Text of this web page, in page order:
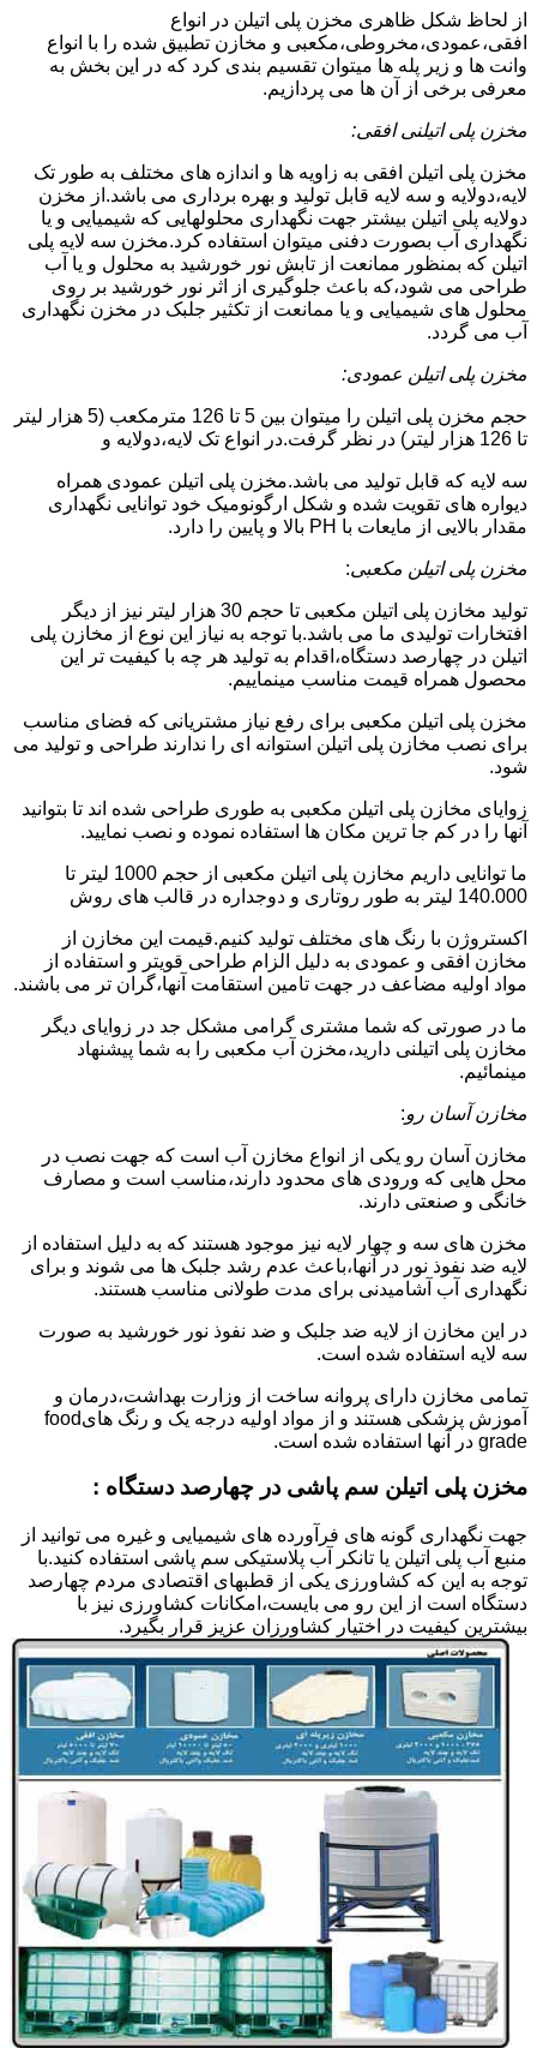
از لحاظ شکل ظاهری مخزن پلی اتیلن در انواع
افقی،عمودی،مخروطی،مکعبی و مخازن تطبیق شده را با انواع
وانت ها و زیر پله ها میتوان تقسیم بندی کرد که در این بخش به
معرفی برخی از آن ها می پردازیم.
مخزن پلی اتیلنی افقی:
مخزن پلی اتیلن افقی به زاویه ها و اندازه های مختلف به طور تک
لایه،دولایه و سه لایه قابل تولید و بهره برداری می باشد.از مخزن
دولایه پلی اتیلن بیشتر جهت نگهداری محلولهایی که شیمیایی و یا
نگهداری آب بصورت دفنی میتوان استفاده کرد.مخزن سه لایه پلی
اتیلن که بمنظور ممانعت از تابش نور خورشید به محلول و یا آب
طراحی می شود،که باعث جلوگیری از اثر نور خورشید بر روی
محلول های شیمیایی و یا ممانعت از تکثیر جلبک در مخزن نگهداری
آب می گردد.
مخزن پلی اتیلن عمودی:
حجم مخزن پلی اتیلن را میتوان بین 5 تا 126 مترمکعب (5 هزار لیتر
تا 126 هزار لیتر) در نظر گرفت.در انواع تک لایه،دولایه و
سه لایه که قابل تولید می باشد.مخزن پلی اتیلن عمودی همراه
دیواره های تقویت شده و شکل ارگونومیک خود توانایی نگهداری
مقدار بالایی از مایعات با PH بالا و پایین را دارد.
مخزن پلی اتیلن مکعبی:
تولید مخازن پلی اتیلن مکعبی تا حجم 30 هزار لیتر نیز از دیگر
افتخارات تولیدی ما می باشد.با توجه به نیاز این نوع از مخازن پلی
اتیلن در چهارصد دستگاه،اقدام به تولید هر چه با کیفیت تر این
محصول همراه قیمت مناسب مینماییم.
مخزن پلی اتیلن مکعبی برای رفع نیاز مشتریانی که فضای مناسب
برای نصب مخازن پلی اتیلن استوانه ای را ندارند طراحی و تولید می
شود.
زوایای مخازن پلی اتیلن مکعبی به طوری طراحی شده اند تا بتوانید
آنها را در کم جا ترین مکان ها استفاده نموده و نصب نمایید.
ما توانایی داریم مخازن پلی اتیلن مکعبی از حجم 1000 لیتر تا
140.000 لیتر به طور روتاری و دوجداره در قالب های روش
اکستروژن با رنگ های مختلف تولید کنیم.قیمت این مخازن از
مخازن افقی و عمودی به دلیل الزام طراحی قویتر و استفاده از
مواد اولیه مضاعف در جهت تامین استقامت آنها،گران تر می باشند.
ما در صورتی که شما مشتری گرامی مشکل جد در زوایای دیگر
مخازن پلی اتیلنی دارید،مخزن آب مکعبی را به شما پیشنهاد
مینمائیم.
مخازن آسان رو:
مخازن آسان رو یکی از انواع مخازن آب است که جهت نصب در
محل هایی که ورودی های محدود دارند،مناسب است و مصارف
خانگی و صنعتی دارند.
مخزن های سه و چهار لایه نیز موجود هستند که به دلیل استفاده از
لایه ضد نفوذ نور در آنها،باعث عدم رشد جلبک ها می شوند و برای
نگهداری آب آشامیدنی برای مدت طولانی مناسب هستند.
در این مخازن از لایه ضد جلبک و ضد نفوذ نور خورشید به صورت
سه لایه استفاده شده است.
تمامی مخازن دارای پروانه ساخت از وزارت بهداشت،درمان و
آموزش پزشکی هستند و از مواد اولیه درجه یک و رنگ هایfood
grade در آنها استفاده شده است.
مخزن پلی اتیلن سم پاشی در چهارصد دستگاه :
جهت نگهداری گونه های فرآورده های شیمیایی و غیره می توانید از
منبع آب پلی اتیلن یا تانکر آب پلاستیکی سم پاشی استفاده کنید.با
توجه به این که کشاورزی یکی از قطبهای اقتصادی مردم چهارصد
دستگاه است از این رو می بایست،امکانات کشاورزی نیز با
بیشترین کیفیت در اختیار کشاورزان عزیز قرار بگیرد.